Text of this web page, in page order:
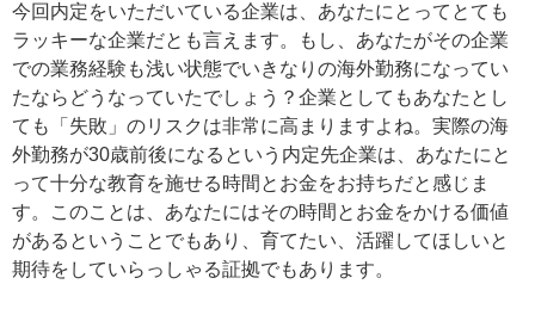
今回内定をいただいている企業は、あなたにとってとても
ラッキーな企業だとも言えます。もし、あなたがその企業
での業務経験も浅い状態でいきなりの海外勤務になってい
たならどうなっていたでしょう？企業としてもあなたとし
ても「失敗」のリスクは非常に高まりますよね。実際の海
外勤務が30歳前後になるという内定先企業は、あなたにと
って十分な教育を施せる時間とお金をお持ちだと感じま
す。このことは、あなたにはその時間とお金をかける価値
があるということでもあり、育てたい、活躍してほしいと
期待をしていらっしゃる証拠でもあります。